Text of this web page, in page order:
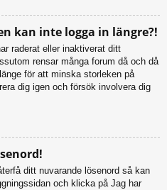
kan inte logga in längre?!
raderat eller inaktiverat ditt
rensar många forum då och då
för att minska storleken på
dig igen och försök involvera dig
ditt nuvarande lösenord så kan
och klicka på Jag har